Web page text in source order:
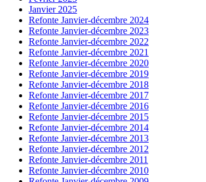
Janvier 2025
Refonte Janvier-décembre 2024
Refonte Janvier-décembre 2023
Refonte Janvier-décembre 2022
Refonte Janvier-décembre 2021
Refonte Janvier-décembre 2020
Refonte Janvier-décembre 2019
Refonte Janvier-décembre 2018
Refonte Janvier-décembre 2017
Refonte Janvier-décembre 2016
Refonte Janvier-décembre 2015
Refonte Janvier-décembre 2014
Refonte Janvier-décembre 2013
Refonte Janvier-décembre 2012
Refonte Janvier-décembre 2011
Refonte Janvier-décembre 2010